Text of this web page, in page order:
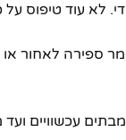
עוד טיפוס על
ספירה לאחור
עכשוויים